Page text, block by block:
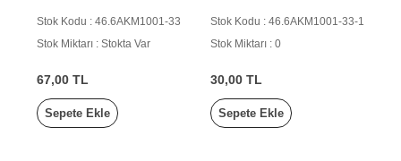
Stok Kodu : 46.6AKM1001-33
Stok Miktarı : Stokta Var
67,00 TL
Sepete Ekle
Stok Kodu : 46.6AKM1001-33-1
Stok Miktarı : 0
30,00 TL
Sepete Ekle